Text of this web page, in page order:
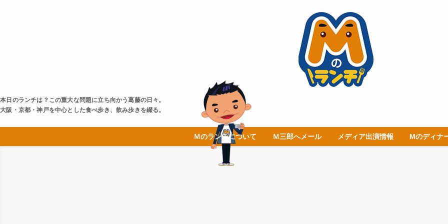
本日のランチは？この重大な問題に立ち向かう葛藤の日々。
大阪・京都・神戸を中心とした食べ歩き、飲み歩きを綴る。
Ｍのランチについて Ｍ三郎へメール メディア出演情報 Mのディナ